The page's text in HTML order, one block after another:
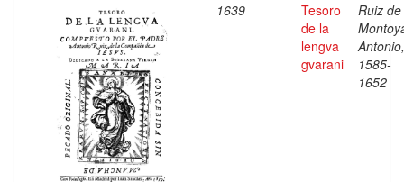
1639
Tesoro
de la
lengva
gvarani
Ruiz de
Antonio,
1585-
1652